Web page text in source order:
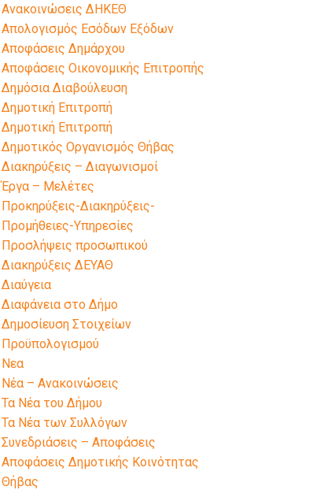
Ανακοινώσεις ΔΗΚΕΘ
Απολογισμός Εσόδων Εξόδων
Αποφάσεις Δημάρχου
Αποφάσεις Οικονομικής Επιτροπής
Δημόσια Διαβούλευση
Δημοτική Επιτροπή
Δημοτική Επιτροπή
Δημοτικός Οργανισμός Θήβας
Διακηρύξεις – Διαγωνισμοί
Έργα – Μελέτες
Προκηρύξεις-Διακηρύξεις-
Προμήθειες-Υπηρεσίες
Προσλήψεις προσωπικού
Διακηρύξεις ΔΕΥΑΘ
Διαύγεια
Διαφάνεια στο Δήμο
Δημοσίευση Στοιχείων
Προϋπολογισμού
Νεα
Νέα – Ανακοινώσεις
Τα Νέα του Δήμου
Τα Νέα των Συλλόγων
Συνεδριάσεις – Αποφάσεις
Αποφάσεις Δημοτικής Κοινότητας
Θήβας